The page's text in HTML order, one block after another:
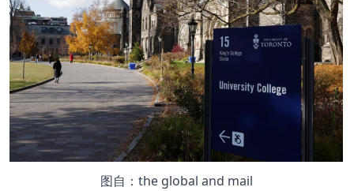
图自：the global and mail